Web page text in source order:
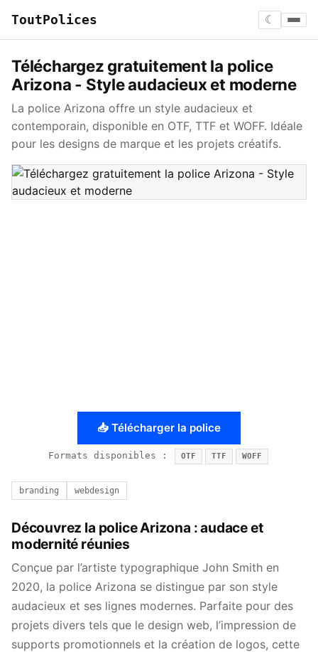
ToutPolices ☾
Téléchargez gratuitement la police
Arizona - Style audacieux et moderne
La police Arizona offre un style audacieux et
contemporain, disponible en OTF, TTF et WOFF. Idéale
pour les designs de marque et les projets créatifs.
📥 Télécharger la police
Formats disponibles : OTF TTF WOFF
branding webdesign
Découvrez la police Arizona : audace et
modernité réunies
Conçue par l’artiste typographique John Smith en
2020, la police Arizona se distingue par son style
audacieux et ses lignes modernes. Parfaite pour des
projets divers tels que le design web, l’impression de
supports promotionnels et la création de logos, cette